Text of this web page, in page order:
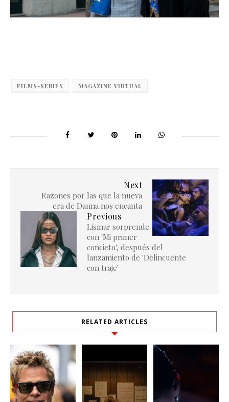
FILMS-SERIES MAGAZINE VIRTUAL
Next
Razones por las que la nueva
era de Danna nos encanta
Previous
Lismar sorprende
con 'Mi primer
concieto', después del
lanzamiento de 'Delincuente
con traje'
RELATED ARTICLES